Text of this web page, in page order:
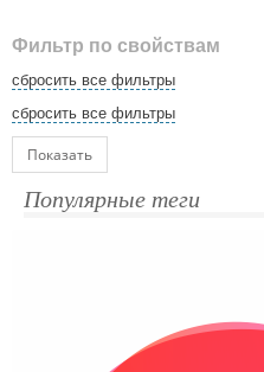
Фильтр по свойствам
сбросить все фильтры
сбросить все фильтры
Показать
Популярные теги